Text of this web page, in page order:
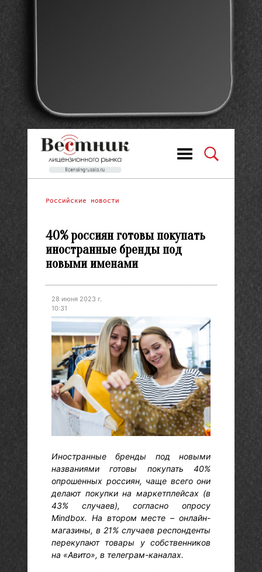
Российские новости
40% россиян готовы покупать
иностранные бренды под
новыми именами
28 июня 2023 г.
10:31
Иностранные бренды под новыми
названиями готовы покупать 40%
опрошенных россиян, чаще всего они
делают покупки на маркетплейсах (в
43% случаев), согласно опросу
Mindbox. На втором месте – онлайн-
магазины, в 21% случаев респонденты
перекупают товары у собственников
на «Авито», в телеграм-каналах.